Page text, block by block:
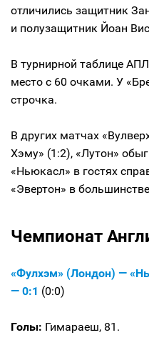
отличились защитник
и полузащитник Йоан
В турнирной таблице
место с 60 очками. У
строчка.
В других матчах
Хэму» (1:2), «Лутон»
«Ньюкасл» в гостях
«Эвертон» в
Чемпионат
«Фулхэм» (Лондон) —
— 0:1 (0:0)
Голы: Гимараеш, 81.